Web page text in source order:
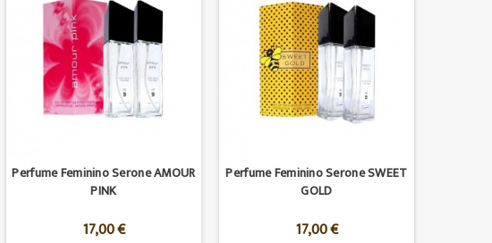
Perfume Feminino Serone AMOUR
PINK
17,00 €
Perfume Feminino Serone SWEET
GOLD
17,00 €